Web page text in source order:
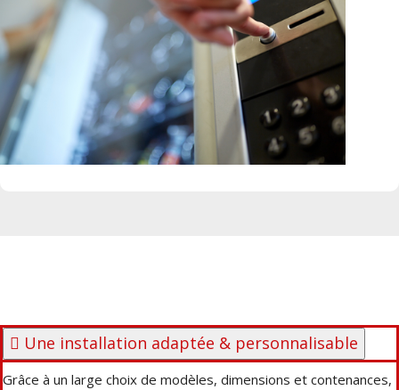
Une installation adaptée & personnalisable
Grâce à un large choix de modèles, dimensions et contenances,